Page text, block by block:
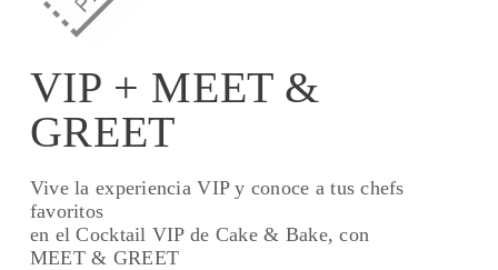
VIP + MEET &
GREET
Vive la experiencia VIP y conoce a tus chefs
favoritos
en el Cocktail VIP de Cake & Bake, con
MEET & GREET